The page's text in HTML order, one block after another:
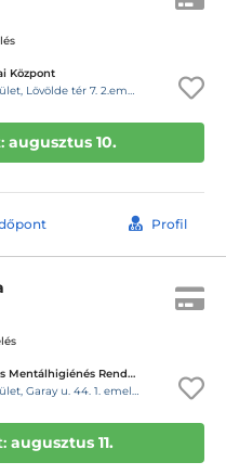
Központ
tér 7. 2.emelet 7. ajtó (29-es csengő)
augusztus 10.
Profil
Flow Pszichológiai és Mentálhigiénés Rendelő
44. 1. emelet 10. ajtó. Kapucsengő: 19.
augusztus 11.